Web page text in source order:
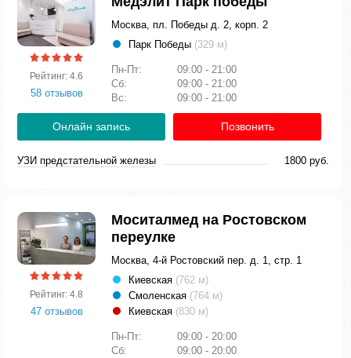
Рейтинг: 4.6
58 отзывов
Москва, пл. Победы д. 2, корп. 2
Парк Победы (329 м)
Пн-Пт:
09:00 - 21:00
Сб:
09:00 - 21:00
Вс:
09:00 - 21:00
Онлайн запись Позвонить
УЗИ предстательной железы 1800 руб.
Рейтинг: 4.8
47 отзывов
Моситалмед на Ростовском
переулке
Москва, 4-й Ростовский пер. д. 1, стр. 1
Киевская (762 м)
Смоленская (764 м)
Киевская (830 м)
Пн-Пт:
09:00 - 20:00
Сб:
09:00 - 20:00